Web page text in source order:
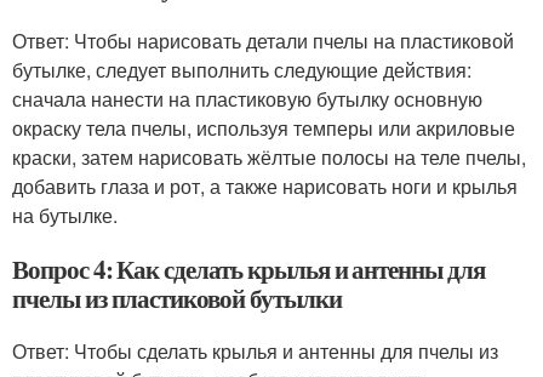
Ответ: Чтобы нарисовать детали пчелы на пластиковой
бутылке, следует выполнить следующие действия:
сначала нанести на пластиковую бутылку основную
окраску тела пчелы, используя темперы или акриловые
краски, затем нарисовать жёлтые полосы на теле пчелы,
добавить глаза и рот, а также нарисовать ноги и крылья
на бутылке.
Вопрос 4: Как сделать крылья и антенны для
пчелы из пластиковой бутылки
Ответ: Чтобы сделать крылья и антенны для пчелы из